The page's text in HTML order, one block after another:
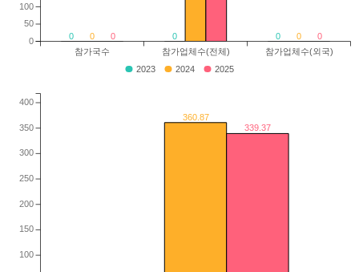
0 0 0
0 0
0 0
참가국수 참가업체수(전체) 참가업체수(외국)
0
50
100
2023 2024 2025
360.87
339.37
100
150
200
250
300
350
400